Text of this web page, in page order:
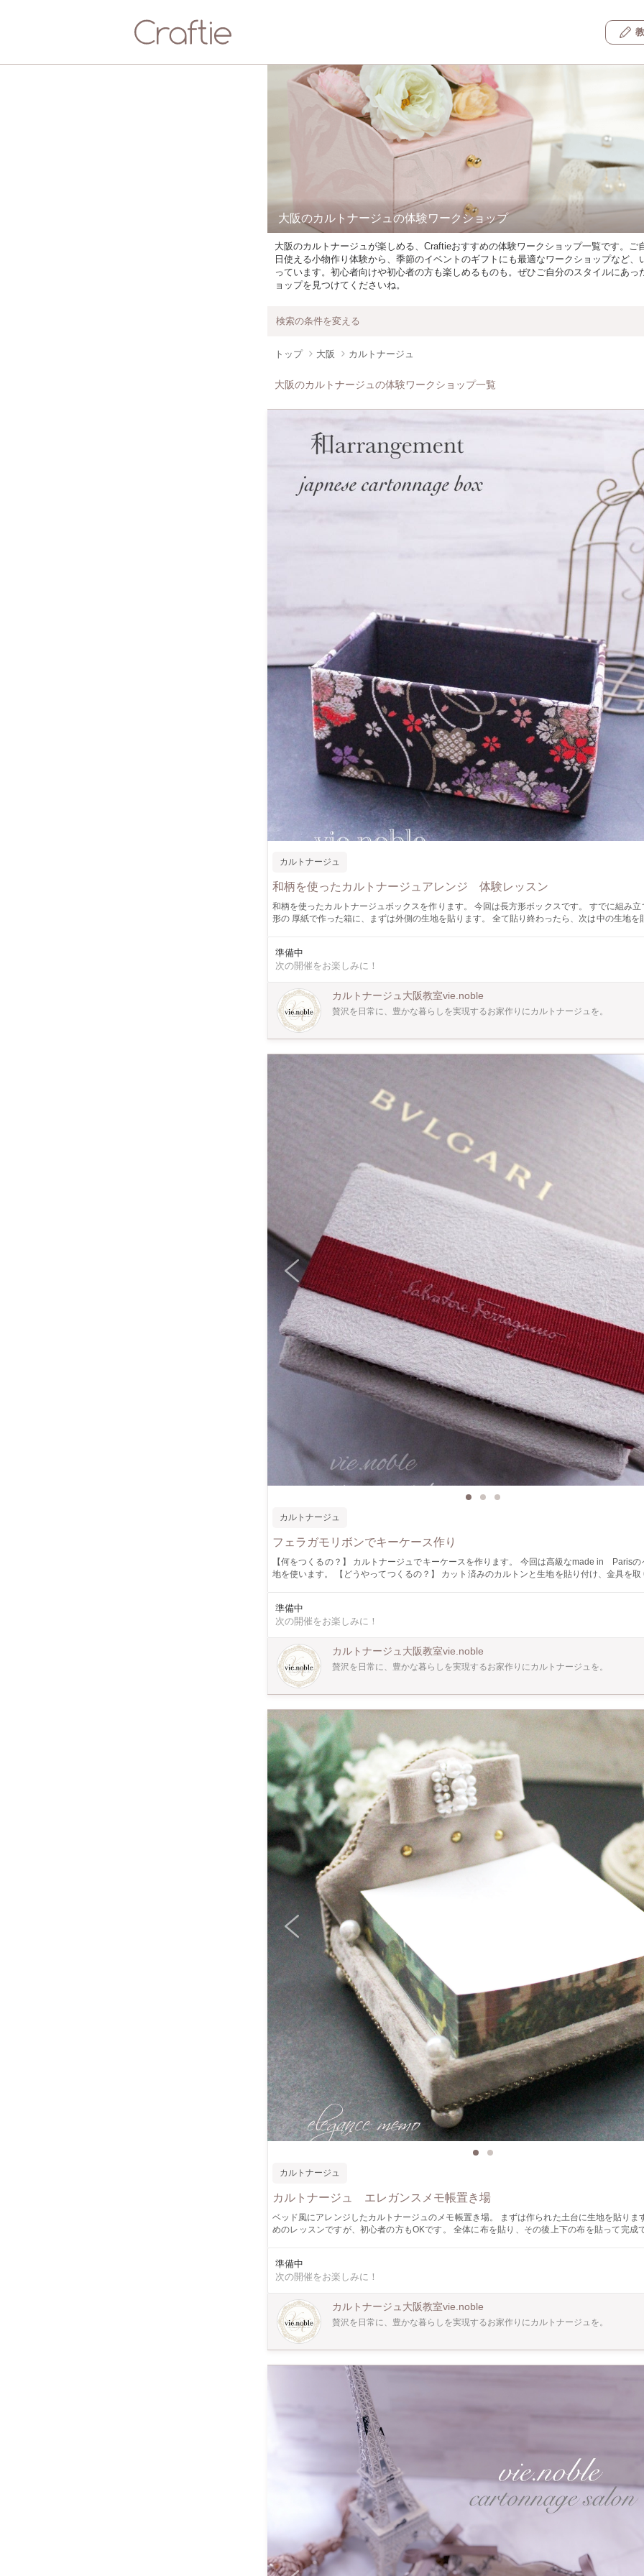
大阪のカルトナージュの体験ワークショップ
大阪のカルトナージュが楽しめる、Craftieおすすめの体験ワークショップ一覧です。ご
日使える小物作り体験から、季節のイベントのギフトにも最適なワークショップなど、
っています。初心者向けや初心者の方も楽しめるものも。ぜひご自分のスタイルにあっ
ョップを見つけてくださいね。
検索の条件を変える
トップ 大阪 カルトナージュ
大阪のカルトナージュの体験ワークショップ一覧
カルトナージュ
和柄を使ったカルトナージュアレンジ 体験レッスン
和柄を使ったカルトナージュボックスを作ります。 今回は長方形ボックスです。 すでに組み立てられた長方
形の 厚紙で作った箱に、まずは外側の生地を貼ります。 全て貼り終わったら、次は中の生地を貼ります。 １
準備中
次の開催をお楽しみに！
カルトナージュ大阪教室vie.noble
贅沢を日常に、豊かな暮らしを実現するお家作りにカルトナージュを。
カルトナージュ
フェラガモリボンでキーケース作り
【何をつくるの？】 カルトナージュでキーケースを作ります。 今回は高級なmade in Parisの
地を使います。 【どうやってつくるの？】 カット済みのカルトンと生地を貼り付け、金具を取り付けて完成
だけ使わない工夫をしております。 そのため初心者の方でも仕上がりがとても美しく完成します。 【
人が対象？】 少人数でゆっくり丁寧にお教えしますので、初心者の方も安心してご参加いただ
＊ 切り出したカルトン（厚紙）を組み立てて布を貼って箱などを作る、フランスの伝統手芸です。 ＊
ついて＊ 講師はカルトナージュを初めて１３年以上の実績があります。カルトナージュの歴
のものづくり事情、パリ研修の様子などワークショップ中に色々お話できればと思っています。
準備中
次の開催をお楽しみに！
カルトナージュ大阪教室vie.noble
贅沢を日常に、豊かな暮らしを実現するお家作りにカルトナージュを。
カルトナージュ
カルトナージュ エレガンスメモ帳置き場
ベッド風にアレンジしたカルトナージュのメモ帳置き場。 まずは作られた土台に生地を貼ります。 少々難し
めのレッスンですが、初心者の方もOKです。 全体に布を貼り、その後上下の布を貼って完成です。 その後
準備中
次の開催をお楽しみに！
カルトナージュ大阪教室vie.noble
贅沢を日常に、豊かな暮らしを実現するお家作りにカルトナージュを。